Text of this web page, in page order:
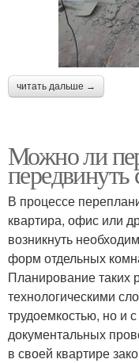
читать дальше →
Можно ли
передвинуть
В процессе
квартира, офис или
возникнуть
форм отдельных
Планирование таких
технологическими
трудоемкостью, но и
документальных
в своей квартире